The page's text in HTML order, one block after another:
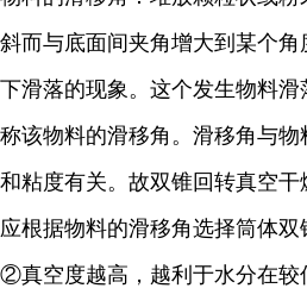
斜而与底面间夹角增大到某个
下滑落的现象。这个发生物料滑
称该物料的滑移角。滑移角与
和粘度有关。故双锥回转真空干
应根据物料的滑移角选择筒体双
②真空度越高，越利于水分在较